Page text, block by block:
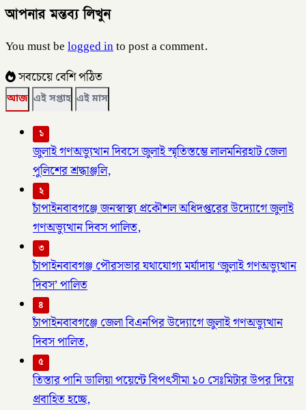
আপনার মন্তব্য লিখুন
You must belogged into post a comment.
সবচেয়ে বেশি পঠিত
আজ এই সপ্তাহ এই মাস
১
জুলাই গণঅভ্যুত্থান দিবসে জুলাই স্মৃতিস্তম্ভে লালমনিরহাট জেলা
পুলিশের শ্রদ্ধাঞ্জলি,
২
চাঁপাইনবাবগঞ্জে জনস্বাস্থ্য প্রকৌশল অধিদপ্তরের উদ্যোগে জুলাই
গণঅভ্যুত্থান দিবস পালিত,
৩
চাঁপাইনবাবগঞ্জ পৌরসভার যথাযোগ্য মর্যাদায় ‘জুলাই গণঅভ্যুত্থান
দিবস’ পালিত
৪
চাঁপাইনবাবগঞ্জে জেলা বিএনপির উদ্যোগে জুলাই গণঅভ্যুত্থান
দিবস পালিত,
৫
তিস্তার পানি ডালিয়া পয়েন্টে বিপৎসীমা ১০ সেঃমিটার উপর দিয়ে
প্রবাহিত হচ্ছে,